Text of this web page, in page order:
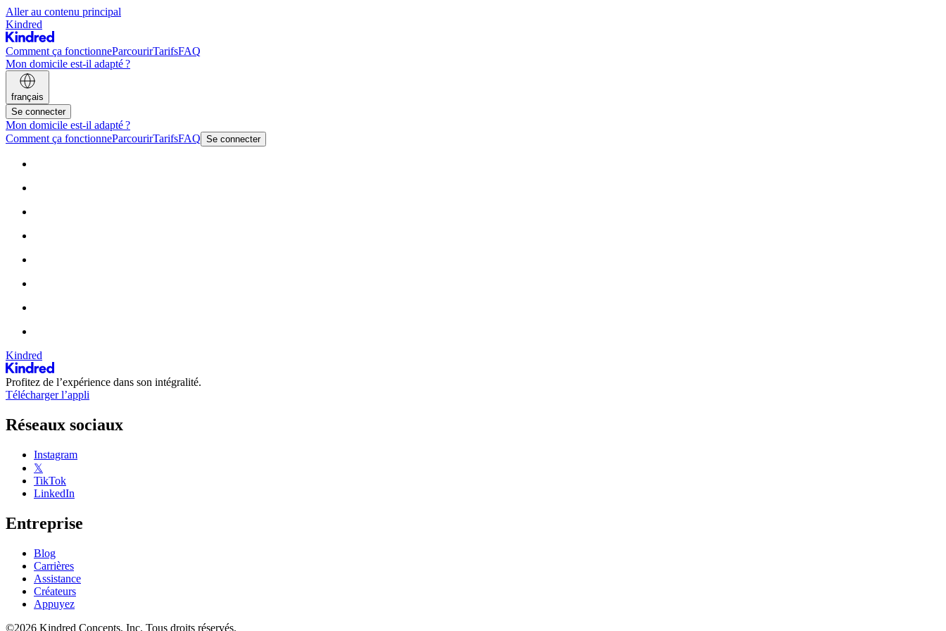
Aller au contenu principal
Kindred
Comment ça fonctionneParcourirTarifsFAQ
Mon domicile est-il adapté ?
français
Se connecter
Mon domicile est-il adapté ?
Comment ça fonctionneParcourirTarifsFAQ Se connecter
Kindred
Profitez de l’expérience dans son intégralité.
Télécharger l’appli
Réseaux sociaux
Instagram
𝕏
TikTok
LinkedIn
Entreprise
Blog
Carrières
Assistance
Créateurs
Appuyez
©2026 Kindred Concepts, Inc. Tous droits réservés.